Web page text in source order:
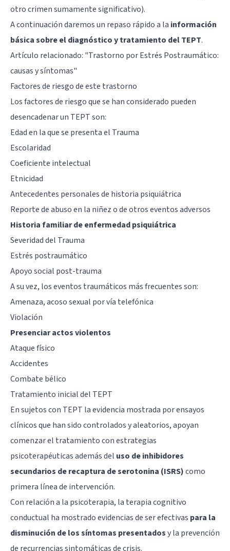
otro crimen sumamente significativo).
A continuación daremos un repaso rápido a la información
básica sobre el diagnóstico y tratamiento del TEPT.
Artículo relacionado: "Trastorno por Estrés Postraumático:
causas y síntomas"
Factores de riesgo de este trastorno
Los factores de riesgo que se han considerado pueden
desencadenar un TEPT son:
Edad en la que se presenta el Trauma
Escolaridad
Coeficiente intelectual
Etnicidad
Antecedentes personales de historia psiquiátrica
Reporte de abuso en la niñez o de otros eventos adversos
Historia familiar de enfermedad psiquiátrica
Severidad del Trauma
Estrés postraumático
Apoyo social post-trauma
A su vez, los eventos traumáticos más frecuentes son:
Amenaza, acoso sexual por vía telefónica
Violación
Presenciar actos violentos
Ataque físico
Accidentes
Combate bélico
Tratamiento inicial del TEPT
En sujetos con TEPT la evidencia mostrada por ensayos
clínicos que han sido controlados y aleatorios, apoyan
comenzar el tratamiento con estrategias
psicoterapéuticas además del uso de inhibidores
secundarios de recaptura de serotonina (ISRS)como
primera línea de intervención.
Con relación a la psicoterapia, la terapia cognitivo
conductual ha mostrado evidencias de ser efectivas para la
disminución de los síntomas presentadosy la prevención
de recurrencias sintomáticas de crisis.